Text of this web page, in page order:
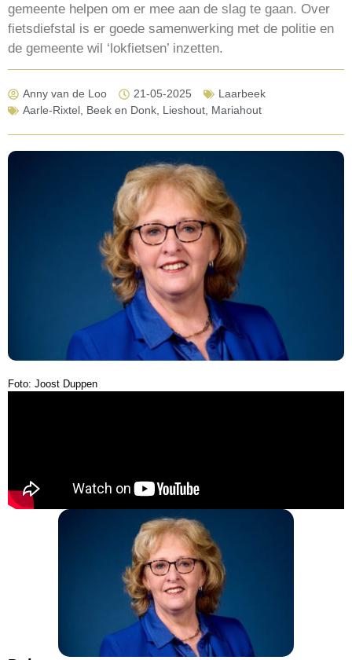
gemeente helpen om er mee aan de slag te gaan. Over
fietsdiefstal is er goede samenwerking met de politie en
de gemeente wil ‘lokfietsen’ inzetten.
Anny van de Loo 21-05-2025
Laarbeek
Aarle-Rixtel, Beek en Donk, Lieshout, Mariahout
Foto: Joost Duppen